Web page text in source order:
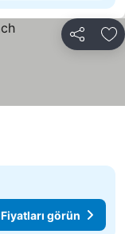
Paylaş
Fiyatları görün